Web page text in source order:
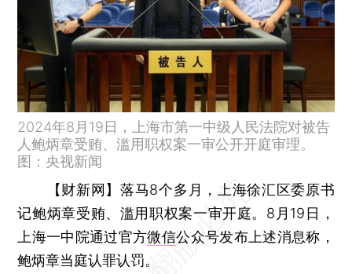
2024年8月19日，上海市第一中级人民法院对被告
人鲍炳章受贿、滥用职权案一审公开开庭审理。
图：央视新闻
【财新网】落马8个多月，上海徐汇区委原书
记鲍炳章受贿、滥用职权案一审开庭。8月19日，
上海一中院通过官方微信公众号发布上述消息称，
鲍炳章当庭认罪认罚。